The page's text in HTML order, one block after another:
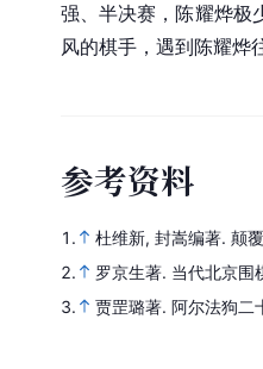
强、半决赛 ，陈耀烨
风的棋手，遇到陈耀烨
参考资料
1. 杜维新, 封嵩编著. 颠
2.
罗京生著. 当代北京围
3.
贾罡璐著. 阿尔法狗二